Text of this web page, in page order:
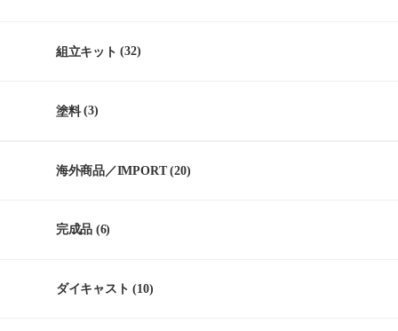
組立キット (32)
塗料(3)
海外商品／IMPORT(20)
完成品 (6)
ダイキャスト (10)